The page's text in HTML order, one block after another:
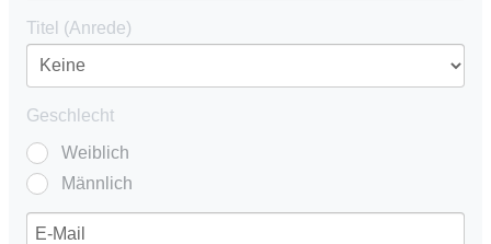
Titel (Anrede)
Geschlecht
Weiblich
Männlich